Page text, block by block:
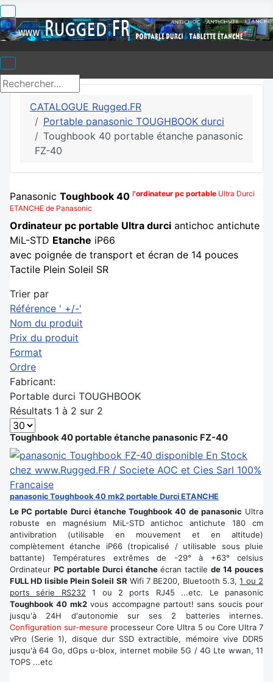
CATALOGUE Rugged.FR
Portable panasonic TOUGHBOOK durci
Toughbook 40 portable étanche panasonic
FZ-40
Panasonic Toughbook 40 l'ordinateur pc portable Ultra Durci
ETANCHE de Panasonic
Ordinateur pc portable Ultra durci antichoc antichute
MiL-STD Etanche iP66
avec poignée de transport et écran de 14 pouces
Tactile Plein Soleil SR
Trier par
Référence ' +/-'
Nom du produit
Prix du produit
Format
Ordre
Fabricant:
Portable durci TOUGHBOOK
Résultats 1 à 2 sur 2
Toughbook 40 portable étanche panasonic FZ-40
panasonic Toughbook 40 mk2 portable Durci ETANCHE
Le PC portable Durci étanche Toughbook 40 de panasonic Ultra
robuste en magnésium MiL-STD antichoc antichute 180 cm
antivibration (utilisable en mouvement et en altitude)
complètement étanche iP66 (tropicalisé / utilisable sous pluie
battante) Températures extrêmes de -29° à +63° celsius
Ordinateur PC portable Durci étancheécran tactilede 14 pouces
FULL HD lisible Plein Soleil SR Wifi 7 BE200, Bluetooth 5.3,1 ou 2
ports série RS232 1 ou 2 ports RJ45 ...etc. Le panasonic
Toughbook 40 mk2vous accompagne partout! sans soucis pour
jusqu'à 24H d'autonomie sur ses 2 batteries internes.
Configuration sur-mesure processeur Core Ultra 5 ou Core Ultra 7
vPro (Serie 1), disque dur SSD extractible, mémoire vive DDR5
jusqu'à 64 Go, dGps u-blox, internet mobile 5G / 4G Lte wwan, 11
TOPS ...etc